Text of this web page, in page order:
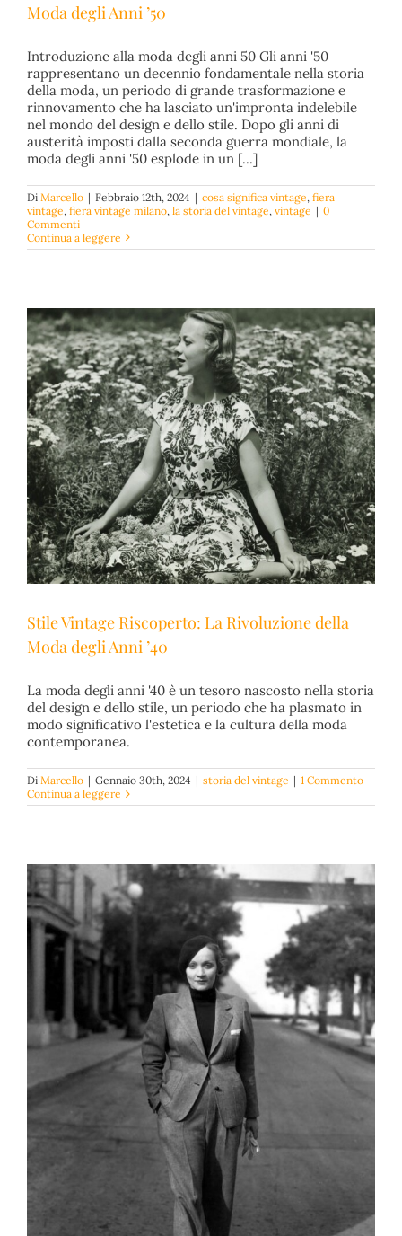
Decennio Iconico: Eleganza e Rivoluzione della Moda
cosa significa vintage fiera vintage fiera vintage milano
storia del vintage vintage
Moda degli Anni ’50
Introduzione alla moda degli anni 50 Gli anni '50
rappresentano un decennio fondamentale nella storia
della moda, un periodo di grande trasformazione e
rinnovamento che ha lasciato un'impronta indelebile
nel mondo del design e dello stile. Dopo gli anni di
austerità imposti dalla seconda guerra mondiale, la
moda degli anni '50 esplode in un [...]
Di Marcello | Febbraio 12th, 2024 | cosa significa vintage, fiera
vintage, fiera vintage milano, la storia del vintage, vintage | 0
Commenti
Continua a leggere
Stile Vintage Riscoperto: La Rivoluzione della Moda
Stile Vintage Riscoperto: La Rivoluzione della
Moda degli Anni ’40
La moda degli anni '40 è un tesoro nascosto nella storia
del design e dello stile, un periodo che ha plasmato in
modo significativo l'estetica e la cultura della moda
contemporanea.
Di Marcello | Gennaio 30th, 2024 | storia del vintage | 1 Commento
Continua a leggere